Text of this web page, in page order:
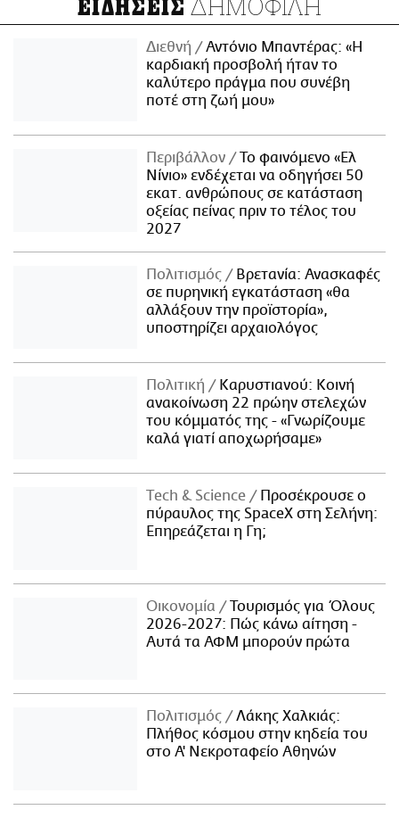
ΕΙΔΗΣΕΙΣ
Διεθνή
Αντόνιο Μπαντέρας: «Η
καρδιακή προσβολή ήταν το
καλύτερο πράγμα που συνέβη
ποτέ στη ζωή μου»
Περιβάλλον
Το φαινόμενο «Ελ
Νίνιο» ενδέχεται να οδηγήσει 50
εκατ. ανθρώπους σε κατάσταση
οξείας πείνας πριν το τέλος του
2027
Πολιτισμός
Βρετανία: Ανασκαφές
σε πυρηνική εγκατάσταση «θα
αλλάξουν την προϊστορία»,
υποστηρίζει αρχαιολόγος
Πολιτική
Καρυστιανού: Κοινή
ανακοίνωση 22 πρώην στελεχών
του κόμματός της - «Γνωρίζουμε
καλά γιατί αποχωρήσαμε»
Τech & Science
Προσέκρουσε ο
πύραυλος της SpaceX στη Σελήνη:
Επηρεάζεται η Γη;
Οικονομία
Τουρισμός για Όλους
2026-2027: Πώς κάνω αίτηση -
Αυτά τα ΑΦΜ μπορούν πρώτα
Πολιτισμός
Λάκης Χαλκιάς:
Πλήθος κόσμου στην κηδεία του
στο Α' Νεκροταφείο Αθηνών